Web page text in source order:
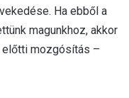
Ha ebből a
magunkhoz, akkor
előtti mozgósítás –